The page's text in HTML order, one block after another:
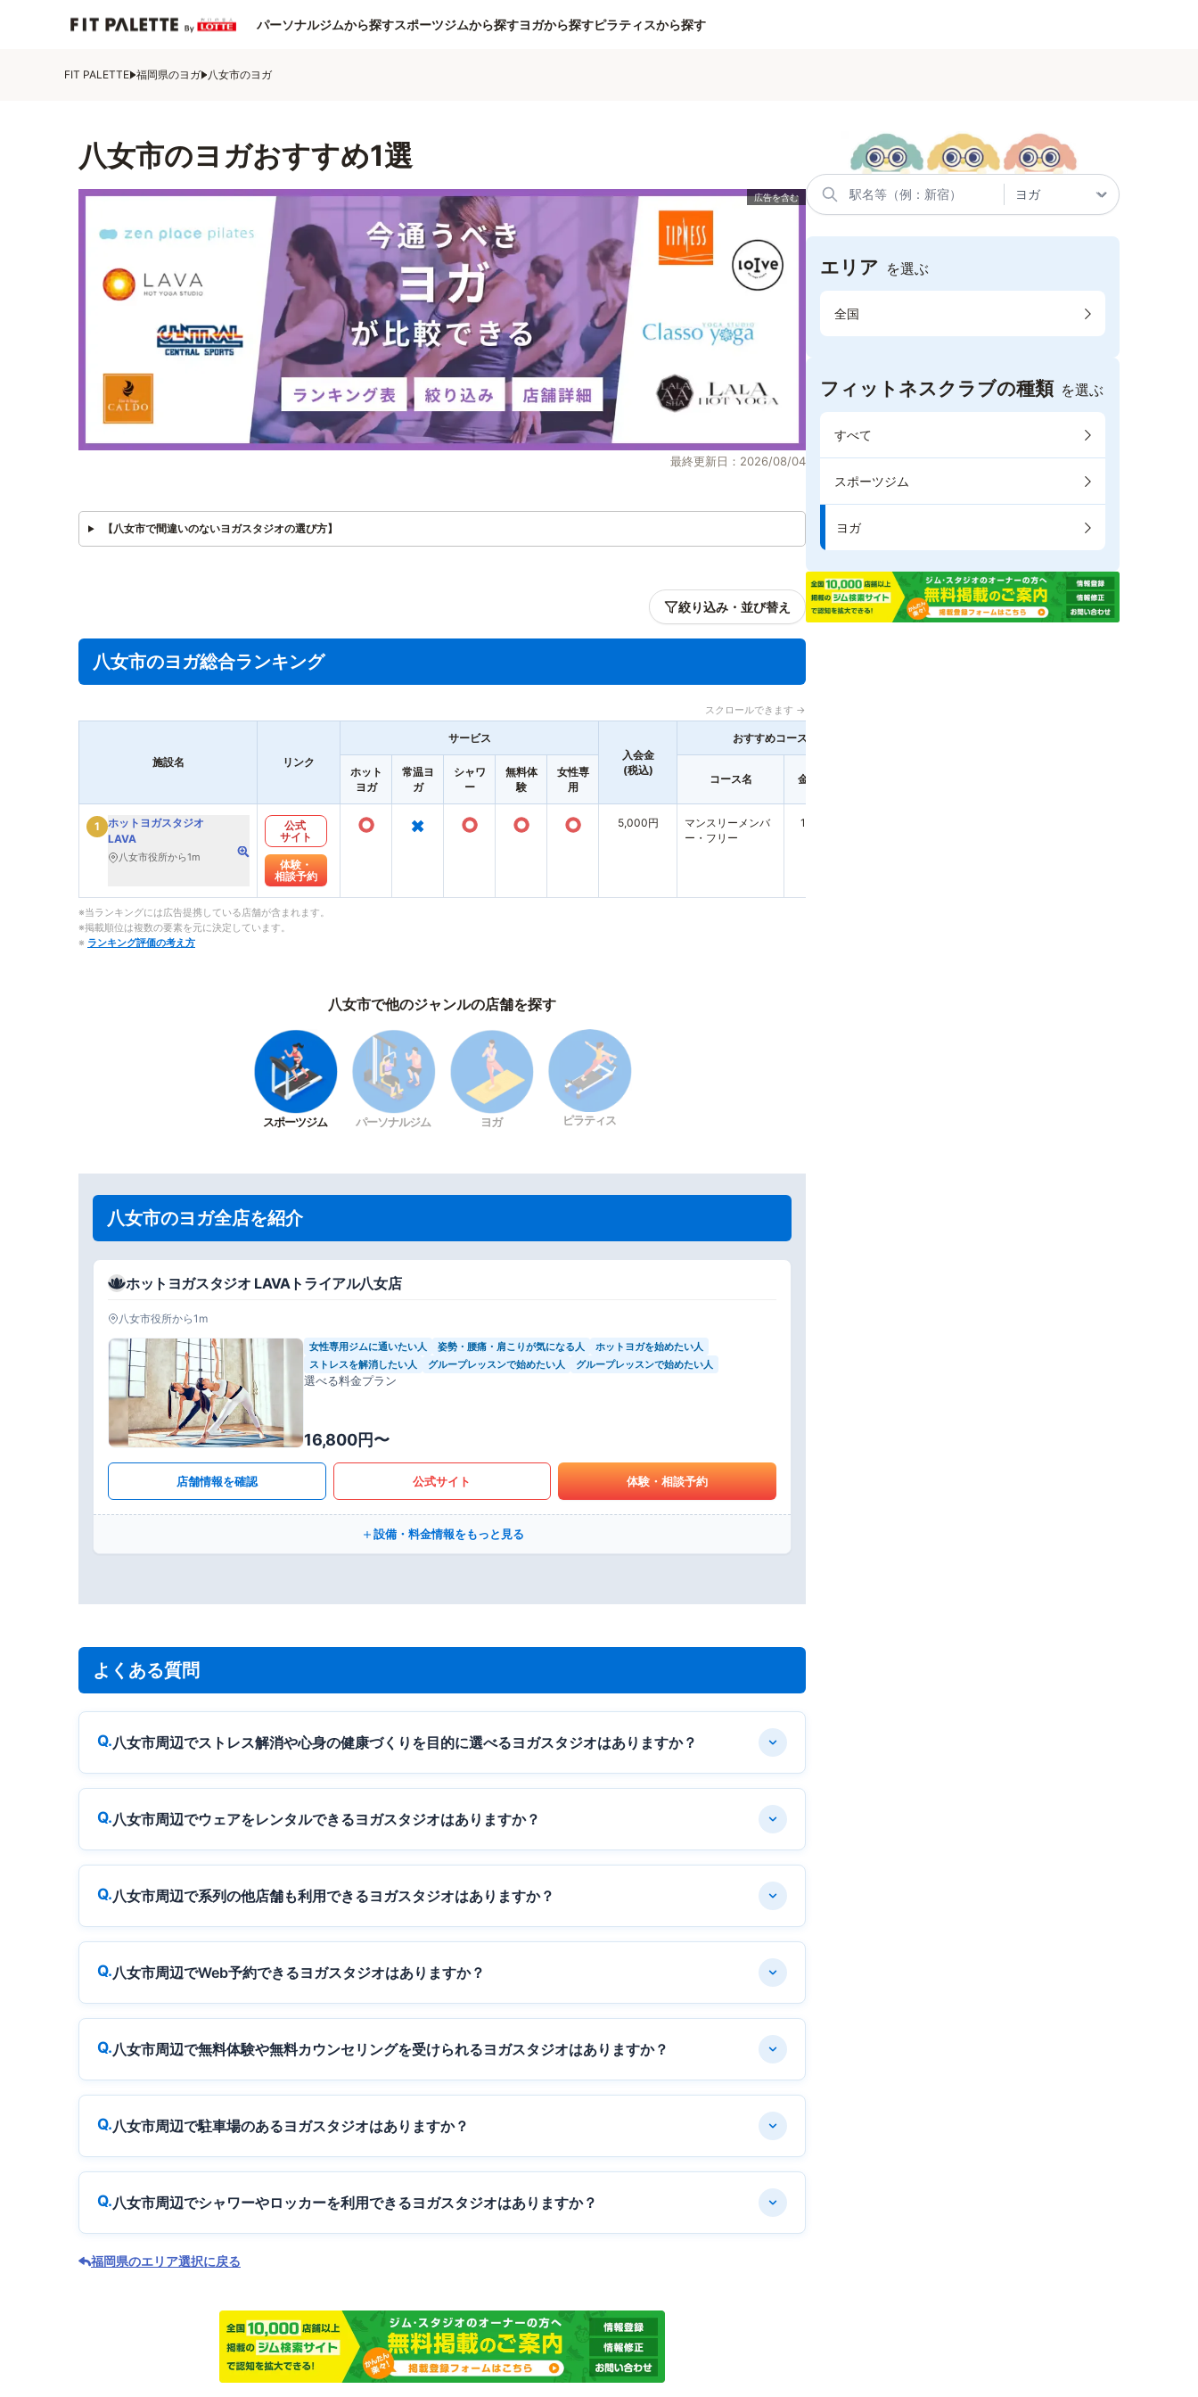
パーソナルジムから探すスポーツジムから探すヨガから探すピラティスから探す
FIT PALETTE 福岡県のヨガ 八女市のヨガ
八女市のヨガおすすめ1選
最終更新日：2026/08/04
【八女市で間違いのないヨガスタジオの選び方】
絞り込み・並び替え
八女市のヨガ総合ランキング
スクロールできます →
施設名 リンク
サービス
入会金
(税込)
おすすめコース
ホット
ヨガ
常温ヨ
ガ
シャワ
ー
無料体
験
女性専
用
コース名 金額(税込)
1
ホットヨガスタジオ
LAVA
八女市役所から1m
公式
サイト
体験・
相談予約
○ × ○ ○ ○ 5,000円
マンスリーメンバ
ー・フリー
16,800円
※当ランキングには広告提携している店舗が含まれます。
※掲載順位は複数の要素を元に決定しています。
※ ランキング評価の考え方
八女市で他のジャンルの店舗を探す
スポーツジム パーソナルジム ヨガ ピラティス
八女市のヨガ全店を紹介
ホットヨガスタジオ LAVAトライアル八女店
八女市役所から1m
女性専用ジムに通いたい人 姿勢・腰痛・肩こりが気になる人
ホットヨガを始めたい人
ストレスを解消したい人
グループレッスンで始めたい人 グループレッスンで始めたい人
選べる料金プラン
16,800円〜
店舗情報を確認 公式サイト 体験・相談予約
設備・料金情報をもっと見る
よくある質問
八女市周辺でストレス解消や心身の健康づくりを目的に選べるヨガスタジオはありますか？
八女市周辺でウェアをレンタルできるヨガスタジオはありますか？
八女市周辺で系列の他店舗も利用できるヨガスタジオはありますか？
八女市周辺でWeb予約できるヨガスタジオはありますか？
八女市周辺で無料体験や無料カウンセリングを受けられるヨガスタジオはありますか？
八女市周辺で駐車場のあるヨガスタジオはありますか？
八女市周辺でシャワーやロッカーを利用できるヨガスタジオはありますか？
福岡県のエリア選択に戻る
エリア を選ぶ
全国
フィットネスクラブの種類 を選ぶ
すべて
スポーツジム
ヨガ